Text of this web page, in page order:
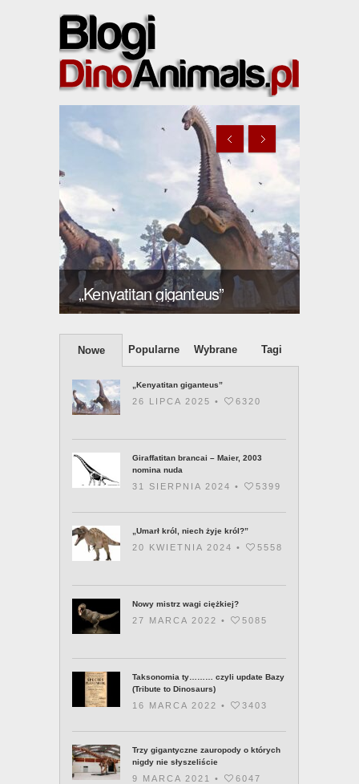
„Kenyatitan giganteus”
Nowe Popularne Wybrane Tagi
„Kenyatitan giganteus”
26 LIPCA 2025 • 6320
Giraffatitan brancai – Maier, 2003
nomina nuda
31 SIERPNIA 2024 • 5399
„Umarł król, niech żyje król?”
20 KWIETNIA 2024 • 5558
Nowy mistrz wagi ciężkiej?
27 MARCA 2022 • 5085
Taksonomia ty……… czyli update Bazy
(Tribute to Dinosaurs)
16 MARCA 2022 • 3403
Trzy gigantyczne zauropody o których
nigdy nie słyszeliście
9 MARCA 2021 • 6047